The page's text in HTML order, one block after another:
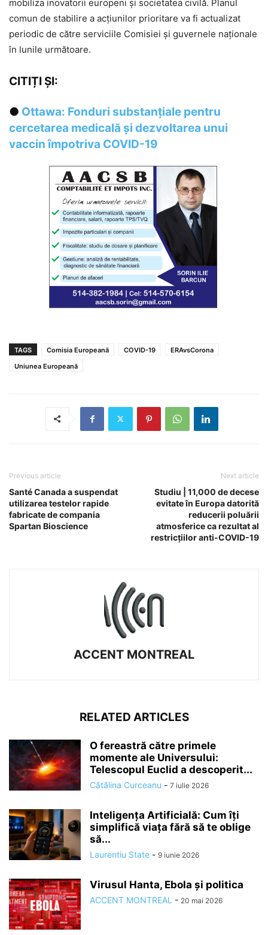
mobiliza inovatorii europeni și societatea civilă. Planul
comun de stabilire a acțiunilor prioritare va fi actualizat
periodic de către serviciile Comisiei și guvernele naționale
în lunile următoare.
CITIȚI ȘI:
● Ottawa: Fonduri substanțiale pentru
cercetarea medicală și dezvoltarea unui
vaccin împotriva COVID-19
TAGS Comisia Europeană COVID-19
ERAvsCorona
Uniunea Europeană
Previous article
Santé Canada a suspendat
utilizarea testelor rapide
fabricate de compania
Spartan Bioscience
Next article
Studiu | 11,000 de decese
evitate în Europa datorită
reducerii poluării
atmosferice ca rezultat al
restricțiilor anti-COVID-19
ACCENT MONTREAL
RELATED ARTICLES
O fereastră către primele
momente ale Universului:
Telescopul Euclid a descoperit...
Cătălina Curceanu - 7 iulie 2026
Inteligența Artificială: Cum îți
simplifică viața fără să te oblige
să...
Laurentiu State - 9 iunie 2026
Virusul Hanta, Ebola și politica
ACCENT MONTREAL - 20 mai 2026